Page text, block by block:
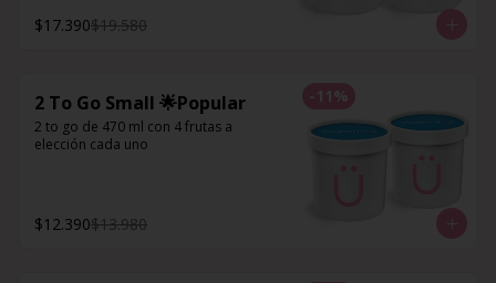
$17.390$19.580
-11 %
2 To Go Small 🌟Popular
2 to go de 470 ml con 4 frutas a
elección cada uno
$12.390$13.980